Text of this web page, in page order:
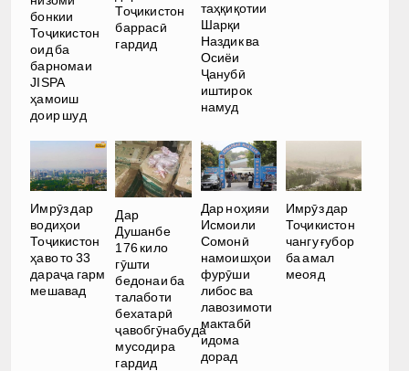
бонкии
Тоҷикистон
оид ба
барномаи
JISPA
ҳамоиш
доир шуд
Тоҷикистон
баррасӣ
гардид
таҳқиқотии
Шарқи
Наздик ва
Осиёи
Ҷанубӣ
иштирок
намуд
Имрӯз дар
водиҳои
Тоҷикистон
ҳаво то 33
дараҷа гарм
мешавад
Дар
Душанбе
176 кило
гӯшти
бедонаи ба
талаботи
бехатарӣ
ҷавобгӯнабуда
мусодира
гардид
Дар ноҳияи
Исмоили
Сомонӣ
намоишҳои
фурӯши
либос ва
лавозимоти
мактабӣ
идома
дорад
Имрӯз дар
Тоҷикистон
чангу ғубор
ба амал
меояд